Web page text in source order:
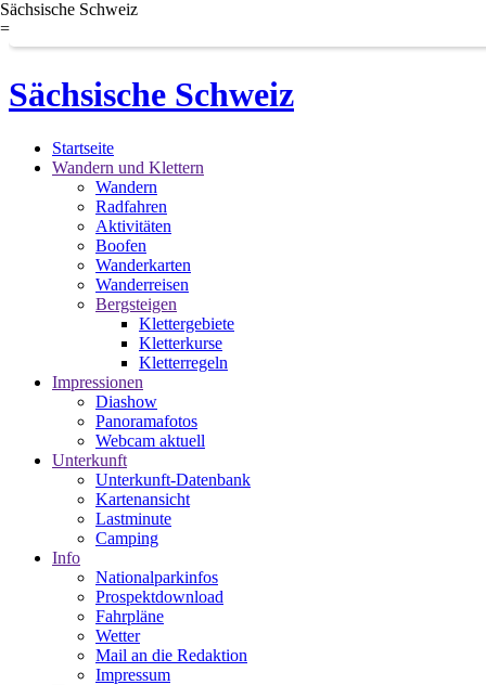
Sächsische Schweiz
=
Sächsische Schweiz
Startseite
Wandern und Klettern
Wandern
Radfahren
Aktivitäten
Boofen
Wanderkarten
Wanderreisen
Bergsteigen
Klettergebiete
Kletterkurse
Kletterregeln
Impressionen
Diashow
Panoramafotos
Webcam aktuell
Unterkunft
Unterkunft-Datenbank
Kartenansicht
Lastminute
Camping
Info
Nationalparkinfos
Prospektdownload
Fahrpläne
Wetter
Mail an die Redaktion
Impressum